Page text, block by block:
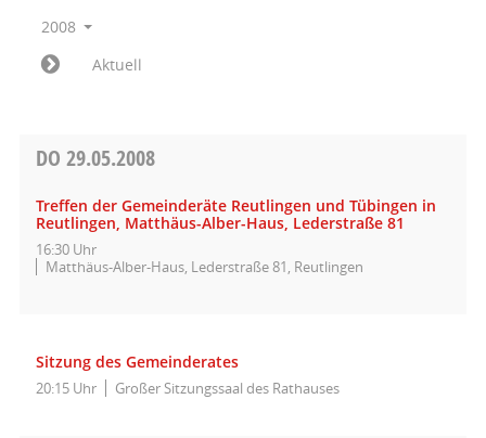
2008
Aktuell
DO 29.05.2008
Treffen der Gemeinderäte Reutlingen und Tübingen in
Reutlingen, Matthäus-Alber-Haus, Lederstraße 81
16:30 Uhr
Matthäus-Alber-Haus, Lederstraße 81, Reutlingen
Sitzung des Gemeinderates
20:15 Uhr Großer Sitzungssaal des Rathauses